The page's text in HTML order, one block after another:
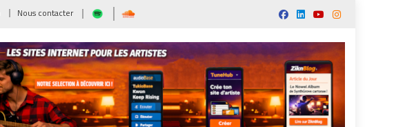
Nous contacter